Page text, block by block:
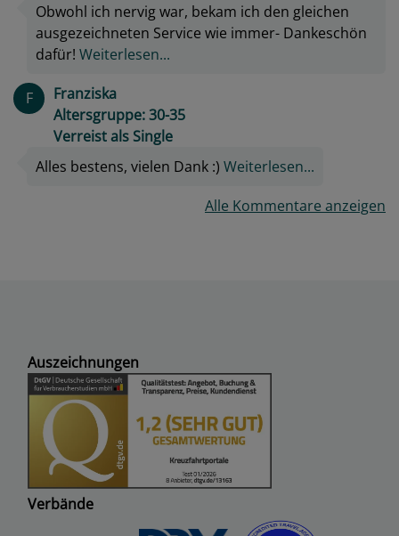
Obwohl ich nervig war, bekam ich den gleichen
ausgezeichneten Service wie immer- Dankeschön
dafür! Weiterlesen...
F
Franziska
Altersgruppe: 30-35
Verreist als Single
Alles bestens, vielen Dank :) Weiterlesen...
Alle Kommentare anzeigen
Auszeichnungen
Verbände